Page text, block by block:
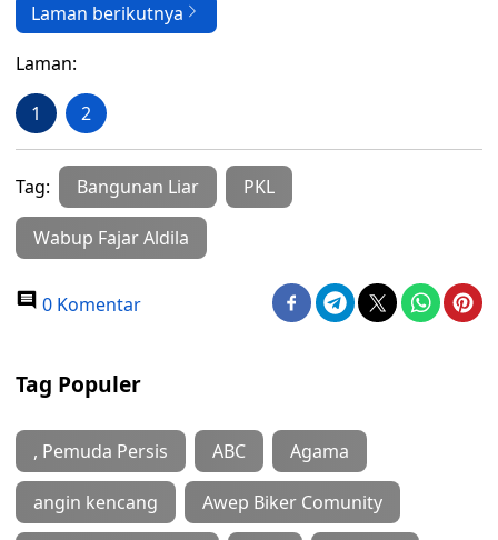
Laman berikutnya
Laman:
1 2
Tag: Bangunan Liar PKL
Wabup Fajar Aldila
0 Komentar
Tag Populer
, Pemuda Persis ABC Agama
angin kencang Awep Biker Comunity